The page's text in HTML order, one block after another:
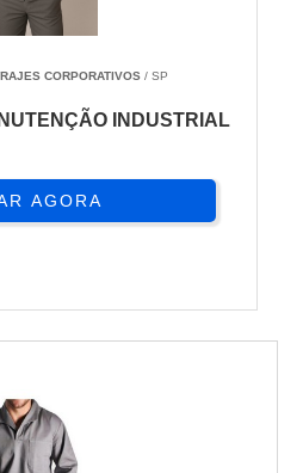
CORPORATIVOS/ SP
INDUSTRIAL
AGORA